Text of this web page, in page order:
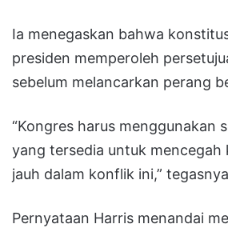
Ia menegaskan bahwa
presiden memperoleh
sebelum melancarkan perang
“Kongres harus menggunakan
yang tersedia untuk mencegah
jauh dalam konflik ini,”
Pernyataan Harris menandai